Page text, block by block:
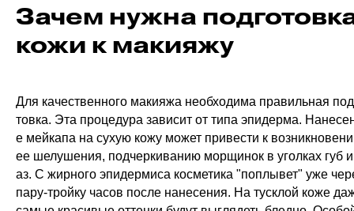
Зачем нужна
кожи к макияжу
Для качественного макияжа необходима правильная
товка. Эта процедура зависит от типа эпидерма.
е мейкапа на сухую кожу может привести к
ее шелушения, подчеркиванию морщинок в уголках губ и
аз. С жирного эпидермиса косметика "поплывет" уже
пару-тройку часов после нанесения. На тусклой коже